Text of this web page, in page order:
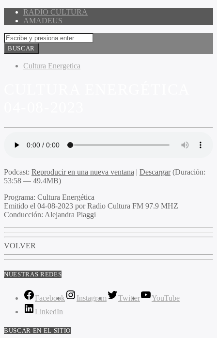
RADIO CULTURA
AMADEUS
Cultura Energetica
Podcast: Reproducir en una nueva ventana | Descargar(Duración:
53:58 — 49.4MB)
Programa: Cultura Energética
Emitido el 04-08-2023 por Radio Cultura FM 97.9 MHZ
Conducción: Alejandra Piaggi
VOLVER
NUESTRAS REDES
Facebook Instagram Twitter
YouTube
LinkedIn
BUSCAR EN EL SITIO